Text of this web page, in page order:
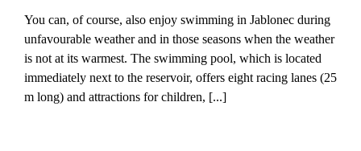
You can, of course, also enjoy swimming in Jablonec during
unfavourable weather and in those seasons when the weather
is not at its warmest. The swimming pool, which is located
immediately next to the reservoir, offers eight racing lanes (25
m long) and attractions for children, [...]